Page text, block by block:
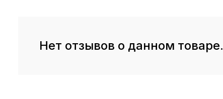
Нет отзывов о данном товаре.